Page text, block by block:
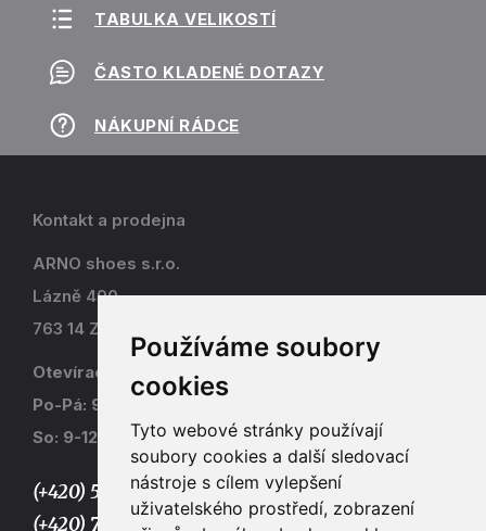
Používáme soubory
cookies
Tyto webové stránky používají
soubory cookies a další sledovací
nástroje s cílem vylepšení
uživatelského prostředí, zobrazení
TABULKA VELIKOSTÍ
ČASTO KLADENÉ DOTAZY
NÁKUPNÍ RÁDCE
Kontakt a prodejna
ARNO shoes s.r.o.
Lázně 490
763 14 Zlín - Kostelec
Otevírací doba
Po-Pá: 9-17
So: 9-12
(+420) 577 915 036,
(+420) 773 667 390